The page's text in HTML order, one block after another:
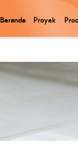
Beranda Proyek